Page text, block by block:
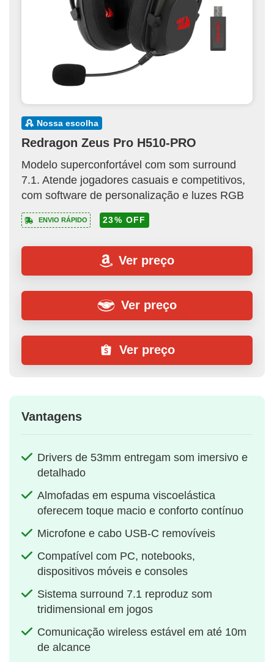
nossa escolha
Redragon Zeus Pro H510-PRO
Modelo superconfortável com som surround
7.1. Atende jogadores casuais e competitivos,
com software de personalização e luzes RGB
ENVIO RÁPIDO 23% OFF
Ver preço
Ver preço
Ver preço
Vantagens
Drivers de 53mm entregam som imersivo e
detalhado
Almofadas em espuma viscoelástica
oferecem toque macio e conforto contínuo
Microfone e cabo USB-C removíveis
Compatível com PC, notebooks,
dispositivos móveis e consoles
Sistema surround 7.1 reproduz som
tridimensional em jogos
Comunicação wireless estável em até 10m
de alcance